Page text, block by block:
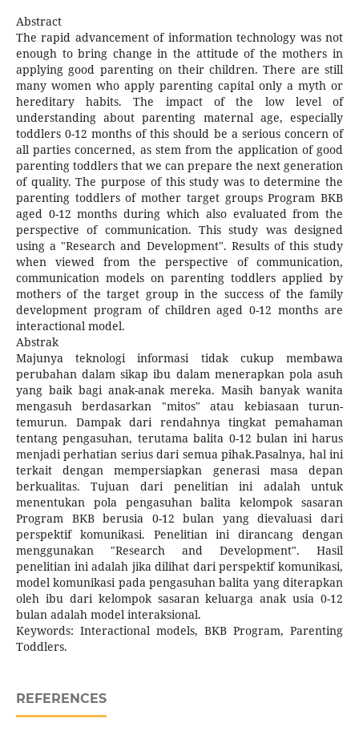
Abstract
The rapid advancement of information technology was not
enough to bring change in the attitude of the mothers in
applying good parenting on their children. There are still
many women who apply parenting capital only a myth or
hereditary habits. The impact of the low level of
understanding about parenting maternal age, especially
toddlers 0-12 months of this should be a serious concern of
all parties concerned, as stem from the application of good
parenting toddlers that we can prepare the next generation
of quality. The purpose of this study was to determine the
parenting toddlers of mother target groups Program BKB
aged 0-12 months during which also evaluated from the
perspective of communication. This study was designed
using a "Research and Development". Results of this study
when viewed from the perspective of communication,
communication models on parenting toddlers applied by
mothers of the target group in the success of the family
development program of children aged 0-12 months are
interactional model.
Abstrak
Majunya teknologi informasi tidak cukup membawa
perubahan dalam sikap ibu dalam menerapkan pola asuh
yang baik bagi anak-anak mereka. Masih banyak wanita
mengasuh berdasarkan "mitos" atau kebiasaan turun-
temurun. Dampak dari rendahnya tingkat pemahaman
tentang pengasuhan, terutama balita 0-12 bulan ini harus
menjadi perhatian serius dari semua pihak.Pasalnya, hal ini
terkait dengan mempersiapkan generasi masa depan
berkualitas. Tujuan dari penelitian ini adalah untuk
menentukan pola pengasuhan balita kelompok sasaran
Program BKB berusia 0-12 bulan yang dievaluasi dari
perspektif komunikasi. Penelitian ini dirancang dengan
menggunakan "Research and Development". Hasil
penelitian ini adalah jika dilihat dari perspektif komunikasi,
model komunikasi pada pengasuhan balita yang diterapkan
oleh ibu dari kelompok sasaran keluarga anak usia 0-12
bulan adalah model interaksional.
Keywords: Interactional models, BKB Program, Parenting
Toddlers.
REFERENCES